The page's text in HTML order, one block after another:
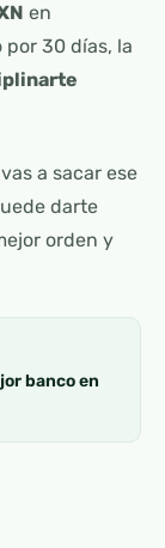
en
30 días, la
a sacar ese
darte
orden y
banco en